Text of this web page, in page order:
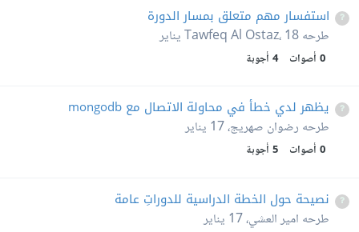
استفسار مهم متعلق بمسار الدورة
طرحه Tawfeq Al Ostaz،18 يناير
0 أصوات 4 أجوبة
يظهر لدي خطأ في محاولة الاتصال مع mongodb
طرحه رضوان صهريج،17 يناير
0 أصوات 5 أجوبة
نصيحة حول الخطة الدراسية للدوراتِ عامة
طرحه امير العشي،17 يناير